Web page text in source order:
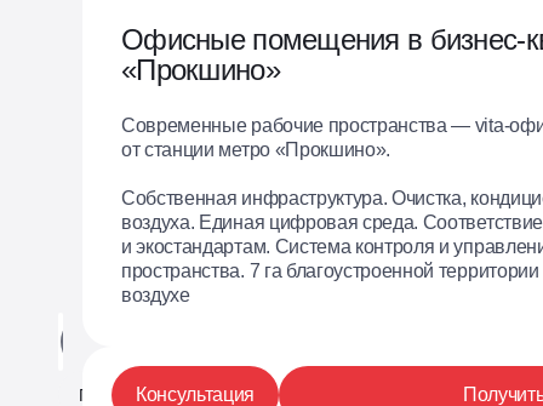
Мебель
Планировка
Офисные помещения в бизнес-
«Прокшино»
Современные рабочие пространства — vita-
от станции метро «Прокшино».
Собственная инфраструктура. Очистка,
воздуха. Единая цифровая среда.
и экостандартам. Система контроля и
пространства. 7 га благоустроенной
воздухе
Консультация